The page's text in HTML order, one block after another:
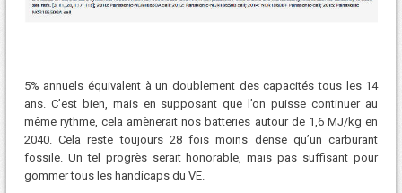
5% annuels équivalent à un doublement des capacités tous les 14
ans. C’est bien, mais en supposant que l’on puisse continuer au
même rythme, cela amènerait nos batteries autour de 1,6 MJ/kg en
2040. Cela reste toujours 28 fois moins dense qu’un carburant
fossile. Un tel progrès serait honorable, mais pas suffisant pour
gommer tous les handicaps du VE.